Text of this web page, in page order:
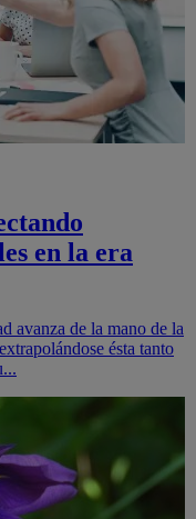
en la era
avanza de la mano de la
ésta tanto